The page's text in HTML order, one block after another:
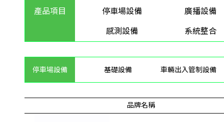
產品項目
停車場設備
廣播設備
感測設備
系統整合
停車場設備 基礎設備 車輛出入管制設備
品牌名稱